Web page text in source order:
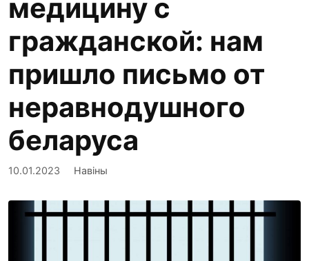
медицину с
гражданской: нам
пришло письмо от
неравнодушного
беларуса
10.01.2023 Навіны